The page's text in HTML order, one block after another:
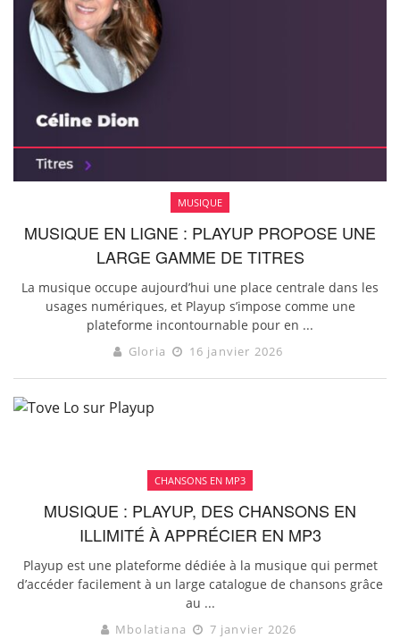
MUSIQUE
MUSIQUE EN LIGNE : PLAYUP PROPOSE UNE
LARGE GAMME DE TITRES
La musique occupe aujourd’hui une place centrale dans les
usages numériques, et Playup s’impose comme une
plateforme incontournable pour en ...
Gloria 16 janvier 2026
CHANSONS EN MP3
MUSIQUE : PLAYUP, DES CHANSONS EN
ILLIMITÉ À APPRÉCIER EN MP3
Playup est une plateforme dédiée à la musique qui permet
d’accéder facilement à un large catalogue de chansons grâce
au ...
Mbolatiana 7 janvier 2026